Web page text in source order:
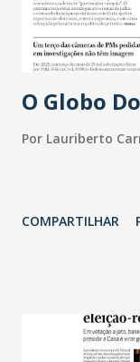
O Globo
Por Lauriberto
COMPARTILHAR